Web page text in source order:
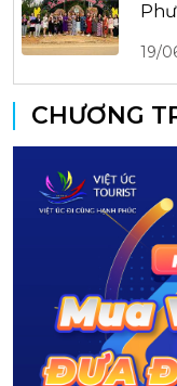
19/
CHƯƠNG